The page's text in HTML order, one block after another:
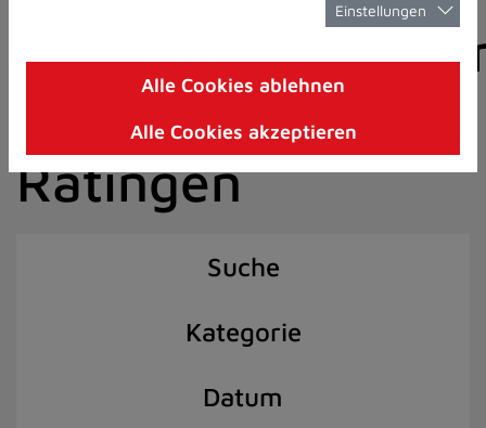
8)
I)
der Stadt
Ratingen
Suche
Kategorie
Datum
Einstellungen
Alle Cookies ablehnen
Alle Cookies akzeptieren